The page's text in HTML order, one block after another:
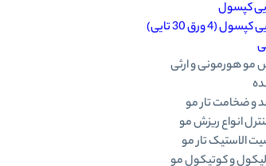
مو هورمونی و ارثی
و ضخامت تار مو
انواع ریزش مو
الاستیک تار مو
و کوتیکول مو